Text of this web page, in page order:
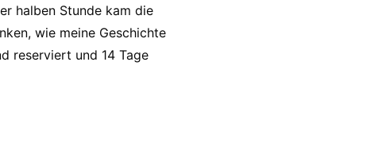
halben Stunde kam die
wie meine Geschichte
reserviert und 14 Tage